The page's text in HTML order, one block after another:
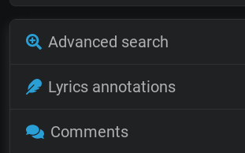
Advanced search
Lyrics annotations
Comments